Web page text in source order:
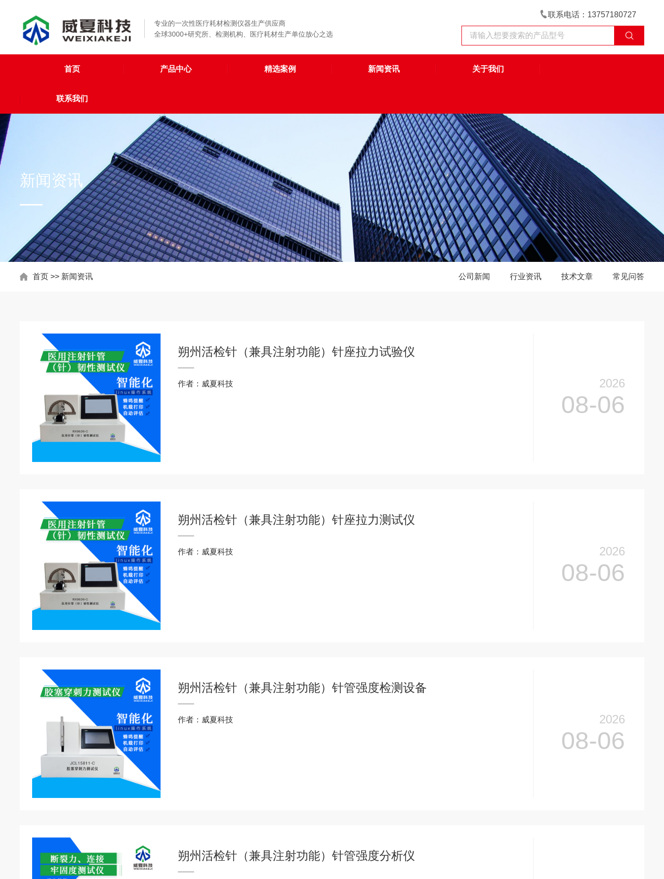
专业的一次性医疗耗材检测仪器生产供应商
全球3000+研究所、检测机构、医疗耗材生产单位放心之选
联系电话：13757180727
首页 产品中心 精选案例 新闻资讯 关于我们
联系我们
新闻资讯
首页 >> 新闻资讯 公司新闻 行业资讯 技术文章 常见问答
2026
08-06
朔州活检针（兼具注射功能）针座拉力试验仪
作者：威夏科技
2026
08-06
朔州活检针（兼具注射功能）针座拉力测试仪
作者：威夏科技
2026
08-06
朔州活检针（兼具注射功能）针管强度检测设备
作者：威夏科技
朔州活检针（兼具注射功能）针管强度分析仪